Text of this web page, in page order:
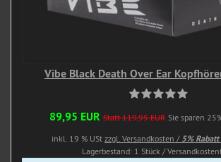
Vibe Black Death Over Ear
89,95 EUR Statt 119,95 EUR Sie sparen
inkl. 19 % USt zzgl. Versandkosten / 5% Rabatt
Lagerbestand: 1 Stück /